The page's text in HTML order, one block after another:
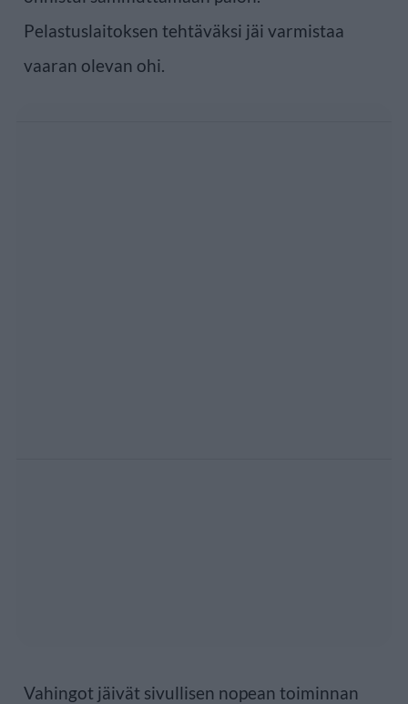
Pelastuslaitoksen tehtäväksi jäi varmistaa
vaaran olevan ohi.
Vahingot jäivät sivullisen nopean toiminnan